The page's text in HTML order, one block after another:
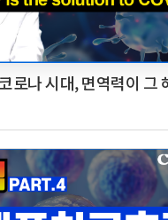
로나 시대, 면역력이 그
19, immunity is